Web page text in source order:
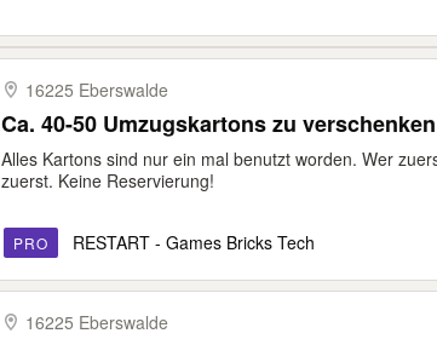
16225 Eberswalde
Ca. 40-50 Umzugskartons zu verschenken
Alles Kartons sind nur ein mal benutzt worden. Wer
zuerst. Keine Reservierung!
PRO RESTART - Games Bricks Tech
16225 Eberswalde